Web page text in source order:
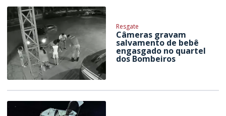
Resgate
Câmeras gravam
salvamento de bebê
engasgado no quartel
dos Bombeiros